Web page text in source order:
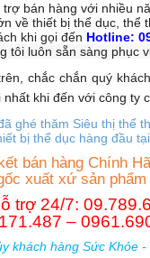
bán hàng với nhiều
về thiết bị thể dục, thể
khi gọi đến Hotline:
g tôi luôn sẵn sàng phục
chắc chắn quý
nhất khi đến với công ty
ghé thăm Siêu thị thể
bị thể dục hàng đầu
bán hàng Chính
xuất xứ sản phẩm
trợ 24/7:
–
khách hàng Sức Khỏe -